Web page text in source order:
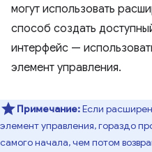
могут использовать
способ создать
интерфейс —
элемент управления.
Примечание:Если
элемент управления, гораздо
самого начала, чем потом